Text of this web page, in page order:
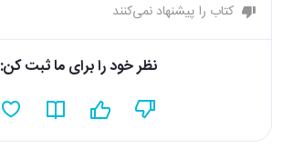
کتاب را پیشنهاد نمی‌کنند
نظر خود را برای ما ثبت کن: